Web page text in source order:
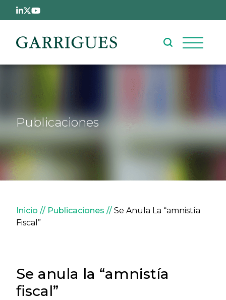
Pasar al contenido principal
Publicaciones
Sobrescribir enlaces de
Inicio Publicaciones
Se Anula La “amnistía
Fiscal”
Se anula la “amnistía
fiscal”